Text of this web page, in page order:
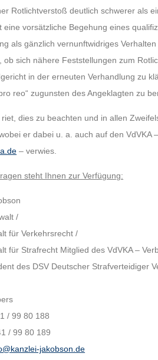
Rotlichtverstoß deutlich schwerer als
eine vorsätzliche Begehung eines
als gänzlich vernunftwidriges
ob sich nähere Feststellungen zum
in der erneuten Verhandlung zu
reo“ zugunsten des Angeklagten zu
dies zu beachten und in allen
er dabei u. a. auch auf den VdVKA
– verwies.
steht Ihnen zur Verfügung:
/
für Verkehrsrecht /
für Strafrecht Mitglied des VdVKA –
des DSV Deutscher Strafverteidiger
/ 99 80 188
/ 99 80 189
jakobson.de